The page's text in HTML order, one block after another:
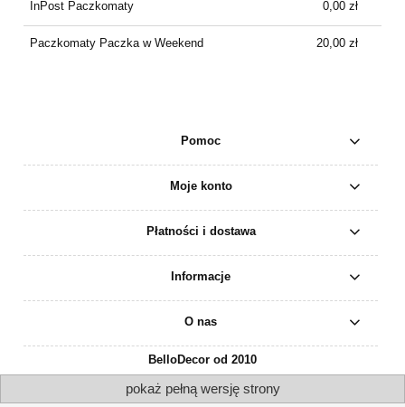
InPost Paczkomaty 0,00 zł
Paczkomaty Paczka w Weekend 20,00 zł
Pomoc
Moje konto
Płatności i dostawa
Informacje
O nas
BelloDecor od 2010
pokaż pełną wersję strony